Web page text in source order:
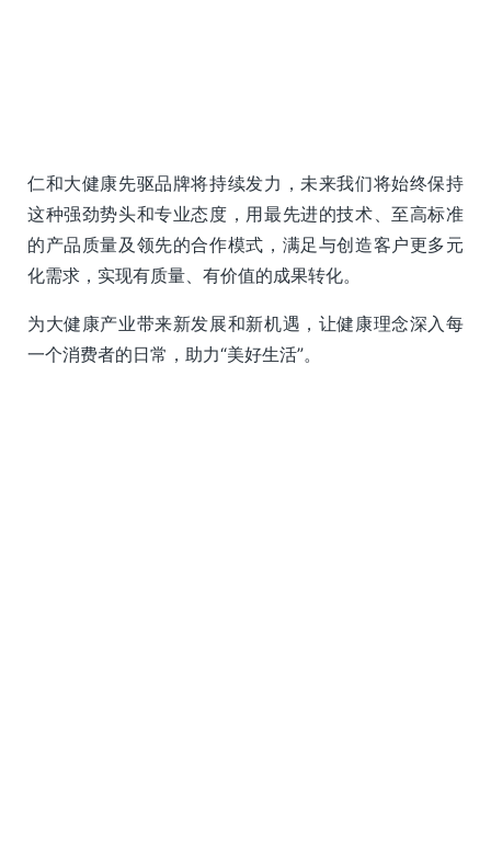
仁和大健康先驱品牌将持续发力，未来我们将始终保持
这种强劲势头和专业态度，用最先进的技术、至高标准
的产品质量及领先的合作模式，满足与创造客户更多元
化需求，实现有质量、有价值的成果转化。
为大健康产业带来新发展和新机遇，让健康理念深入每
一个消费者的日常，助力“美好生活”。